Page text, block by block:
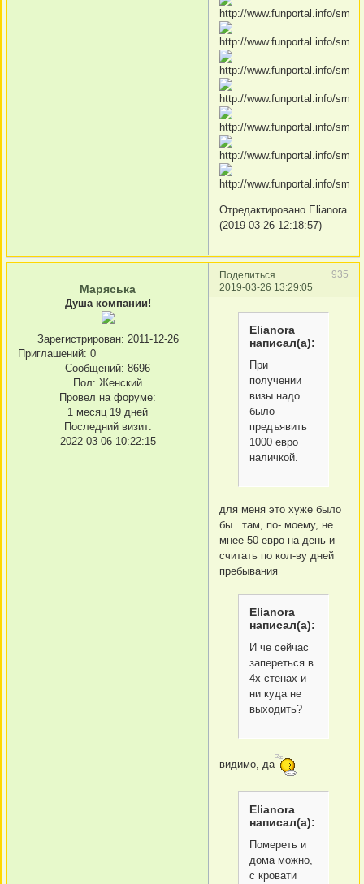
Отредактировано Elianora
(2019-03-26 12:18:57)
Поделиться
935
2019-03-26 13:29:05
Маряська
Душа компании!
Зарегистрирован: 2011-12-26
Приглашений: 0
Сообщений: 8696
Пол: Женский
Провел на форуме:
1 месяц 19 дней
Последний визит:
2022-03-06 10:22:15
Elianora
написал(а):
При
получении
визы надо
было
предъявить
1000 евро
наличкой.
для меня это хуже было
бы...там, по- моему, не
мнее 50 евро на день и
считать по кол-ву дней
пребывания
Elianora
написал(а):
И че сейчас
запереться в
4х стенах и
ни куда не
выходить?
видимо, да
Elianora
написал(а):
Помереть и
дома можно,
с кровати